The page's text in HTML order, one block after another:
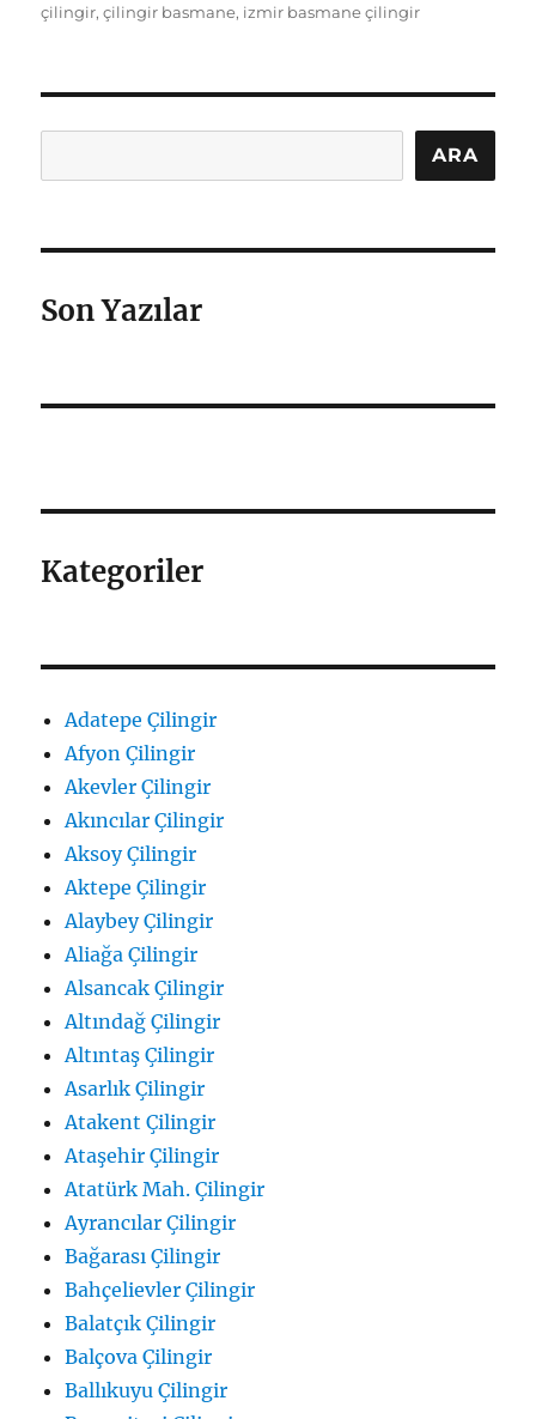
çilingir,çilingir basmane, izmir basmane çilingir
ARA
Son Yazılar
Kategoriler
Adatepe Çilingir
Afyon Çilingir
Akevler Çilingir
Akıncılar Çilingir
Aksoy Çilingir
Aktepe Çilingir
Alaybey Çilingir
Aliağa Çilingir
Alsancak Çilingir
Altındağ Çilingir
Altıntaş Çilingir
Asarlık Çilingir
Atakent Çilingir
Ataşehir Çilingir
Atatürk Mah. Çilingir
Ayrancılar Çilingir
Bağarası Çilingir
Bahçelievler Çilingir
Balatçık Çilingir
Balçova Çilingir
Ballıkuyu Çilingir